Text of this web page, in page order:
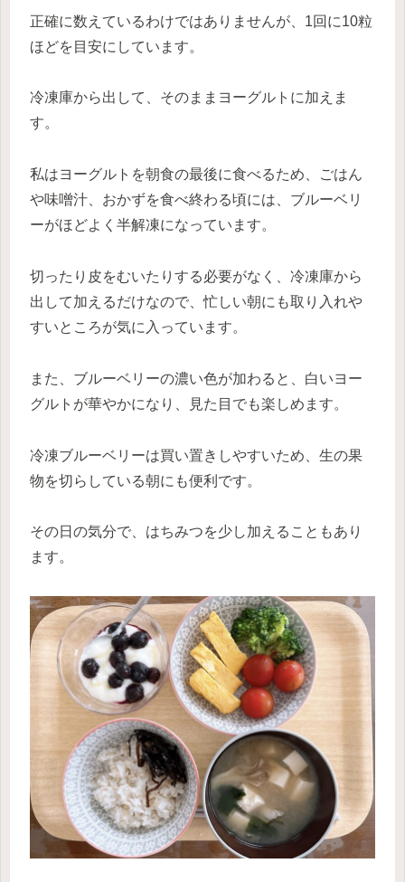
正確に数えているわけではありませんが、1回に10粒
ほどを目安にしています。
冷凍庫から出して、そのままヨーグルトに加えま
す。
私はヨーグルトを朝食の最後に食べるため、ごはん
や味噌汁、おかずを食べ終わる頃には、ブルーベリ
ーがほどよく半解凍になっています。
切ったり皮をむいたりする必要がなく、冷凍庫から
出して加えるだけなので、忙しい朝にも取り入れや
すいところが気に入っています。
また、ブルーベリーの濃い色が加わると、白いヨー
グルトが華やかになり、見た目でも楽しめます。
冷凍ブルーベリーは買い置きしやすいため、生の果
物を切らしている朝にも便利です。
その日の気分で、はちみつを少し加えることもあり
ます。